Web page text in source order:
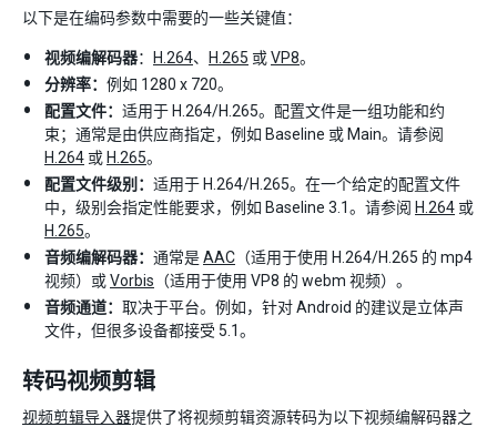
以下是在编码参数中需要的一些关键值：
视频编解码器： H.264、 H.265 或VP8。
分辨率： 例如 1280 x 720。
配置文件： 适用于 H.264/H.265。配置文件是一组功能和约
束；通常是由供应商指定，例如 Baseline 或 Main。请参阅
H.264 或 H.265。
配置文件级别： 适用于 H.264/H.265。在一个给定的配置文件
中，级别会指定性能要求，例如 Baseline 3.1。请参阅 H.264 或
H.265。
音频编解码器： 通常是AAC （适用于使用 H.264/H.265 的 mp4
视频）或Vorbis （适用于使用 VP8 的 webm 视频）。
音频通道： 取决于平台。例如，针对 Android 的建议是立体声
文件，但很多设备都接受 5.1。
转码视频剪辑
视频剪辑导入器提供了将视频剪辑资源转码为以下视频编解码器之